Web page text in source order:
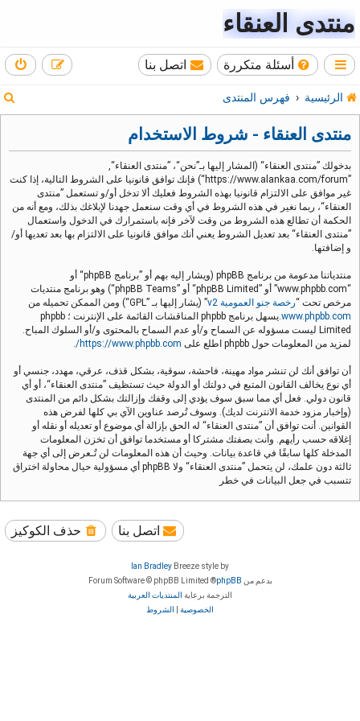
منتدى العنقاء
أسئلة متكررة اتصل بنا
الرئيسية فهرس المنتدى
منتدى العنقاء - شروط الاستخدام
بدخولك ”منتدى العنقاء“ (المشار إليها بـ”نحن“، ”منتدى العنقاء“,
”https://www.alankaa.com/forum“) فإنك توافق قانونيا على الشروط التالية، إذا كنت
غير موافق على الالتزام قانونيا بهذه الشروط فعليك ألا تدخل أو/و تستعمل ”منتدى
العنقاء“، ربما نغير في هذه الشروط في أي وقت سنعمل جهدنا لإبلاغك بذلك، ومع أنه من
الحكمة أن تطالع هذه الشروط من وقت لآخر فإنه باستمرارك في الدخول واستعمال
”منتدى العنقاء“ بعد تعديل الشروط يعني أنك موافق قانونيا على الالتزام بها بعد تعديها أو/
و إضافتها.
منتدياتنا مدعومة من برنامج phpBB (ويشار إليه بهم أو ”برنامج phpBB“ أو
“www.phpbb.com” أو ”phpBB Limited“ أو ”phpBB Teams“) وهو برنامج منتديات
مرخص تحت “رخصة جنو العمومية v2
” (يشار إليها بـ ”GPL“) ومن الممكن تحميله من
www.phpbb.com
.يسهل برنامج phpbb المناقشات القائمة على الإنترنت ؛ phpbb
Limited ليست مسؤوله عن السماح و/أو عدم السماح بالمحتوى و/أو السلوك المباح.
لمزيد من المعلومات حول phpbb اطلع على
https://www.phpbb.com/
.
أن توافق أنك لن تنشر مواد مهينة، فاحشة، سوقية، بشكل قذف، عرقي، مهدد، جنسي أو
أي نوع يخالف القانون المتبع في دولتك أو الدولة حيث تستظيف ”منتدى العنقاء“، أو أي
قانون دولي. فعل أي مما سبق سوف يؤدي إلى وقفك وإزالتك بشكل دائم من المنتدى
(وإخبار مزود خدمة الانترنت لديك). وسوف تُرصد عناوين الآي بي كلها لفرض هذه
القوانين. أنت توافق أن ”منتدى العنقاء“ له الحق بإزالة أي موضوع أو تعديله أو نقله أو
إغلاقه حسب رأيهم. وأنت بصفتك مشتركا أو مستخدما توافق أن تخزن المعلومات
المدخلة كلها سابقًا في قاعدة بيانات. وحيث أن هذه المعلومات لن تُـعرض إلى أي جهة
ثالثة دون علمك، لن يتحمل ”منتدى العنقاء“ ولا phpBB أي مسؤولية حيال محاولة اختراق
تتسبب في جعل البيانات في خطر
حذف الكوكيز اتصل بنا
Breeze style by
Ian Bradley
بدعم من phpBB
® Forum Software © phpBB Limited
الترجمة برعاية المنتديات العربية
الخصوصية
الشروط